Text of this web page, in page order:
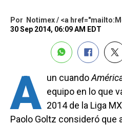
Por
Notimex / <a
30 Sep 2014, 06:09 AM EDT
A un cuando
equipo en lo que
2014 de la Liga
Paolo Goltz consideró que